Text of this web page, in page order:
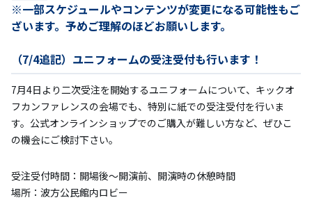
※一部スケジュールやコンテンツが変更になる可能性もご
ざいます。予めご理解のほどお願いします。
（7/4追記）ユニフォームの受注受付も行います！
7月4日より二次受注を開始するユニフォームについて、キックオ
フカンファレンスの会場でも、特別に紙での受注受付を行いま
す。公式オンラインショップでのご購入が難しい方など、ぜひこ
の機会にご検討下さい。
受注受付時間：開場後～開演前、開演時の休憩時間
場所：波方公民館内ロビー